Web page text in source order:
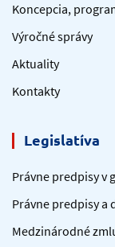
Koncepcia,
Výročné správy
Aktuality
Kontakty
Legislatíva
Právne predpisy v
Právne predpisy a
Medzinárodné